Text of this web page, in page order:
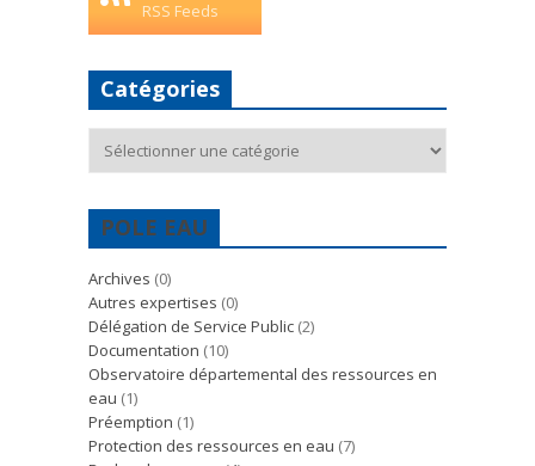
RSS Feeds
Catégories
POLE EAU
Archives (0)
Autres expertises (0)
Délégation de Service Public (2)
Documentation (10)
Observatoire départemental des ressources en
eau (1)
Préemption (1)
Protection des ressources en eau (7)